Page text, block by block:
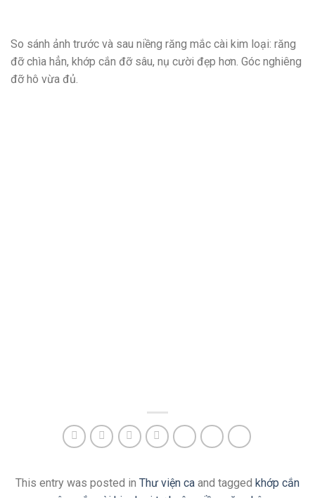
So sánh ảnh trước và sau niềng răng mắc cài kim loại: răng
đỡ chìa hẳn, khớp cắn đỡ sâu, nụ cười đẹp hơn. Góc nghiêng
đỡ hô vừa đủ.
This entry was posted in Thư viện ca and tagged khớp cắn